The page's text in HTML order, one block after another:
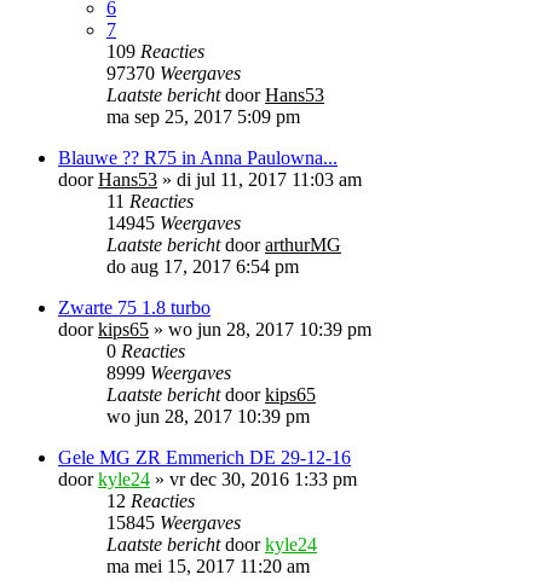
6
7
109 Reacties
97370 Weergaves
Laatste berichtdoorHans53
ma sep 25, 2017 5:09 pm
Blauwe ?? R75 in Anna Paulowna...
doorHans53 » di jul 11, 2017 11:03 am
11 Reacties
14945 Weergaves
Laatste berichtdoorarthurMG
do aug 17, 2017 6:54 pm
Zwarte 75 1.8 turbo
doorkips65 » wo jun 28, 2017 10:39 pm
0 Reacties
8999 Weergaves
Laatste berichtdoorkips65
wo jun 28, 2017 10:39 pm
Gele MG ZR Emmerich DE 29-12-16
doorkyle24 » vr dec 30, 2016 1:33 pm
12 Reacties
15845 Weergaves
Laatste berichtdoorkyle24
ma mei 15, 2017 11:20 am